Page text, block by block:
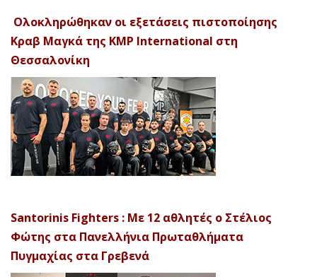
Ολοκληρώθηκαν οι εξετάσεις πιστοποίησης
Κραβ Μαγκά της KMP International στη
Θεσσαλονίκη
Santorinis Fighters : Με 12 αθλητές ο Στέλιος
Φώτης στα Πανελλήνια Πρωταθλήματα
Πυγμαχίας στα Γρεβενά